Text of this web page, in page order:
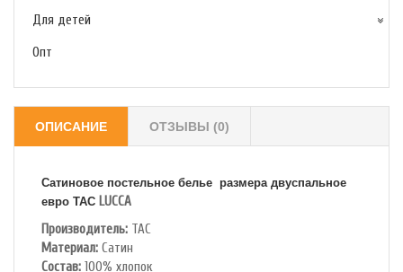
Для детей
Опт
ОПИСАНИЕ ОТЗЫВЫ (0)
Сатиновое постельное белье размера двуспальное
евро TAC LUCCA
Производитель: TAC
Материал: Сатин
Состав: 100% хлопок